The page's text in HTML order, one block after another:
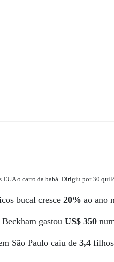
EUA o carro da babá. Dirigiu por 30
bucal cresce 20% ao ano
gastouUS$ 350
São Paulo caiu de3,4